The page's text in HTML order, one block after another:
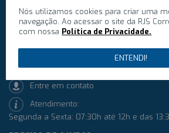
Nós utilizamos cookies para criar uma
navegação. Ao acessar o site da RJS
com nossa Política de Privacidade.
ENTENDI!
ATENDIMENTO
Whatsapp: +55 (47) 99726-0130
Telefone: +55 (47) 3332-3795
contato@rjscorreias.com.br
Entre em contato
Atendimento:
Segunda a Sexta: 07:30h até 12h e das